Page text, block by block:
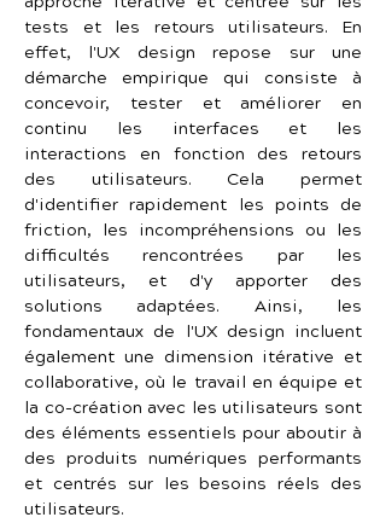
tests et les retours utilisateurs. En
effet, l'UX design repose sur une
démarche empirique qui consiste à
concevoir, tester et améliorer en
continu les interfaces et les
interactions en fonction des retours
des utilisateurs. Cela permet
d'identifier rapidement les points de
friction, les incompréhensions ou les
difficultés rencontrées par les
utilisateurs, et d'y apporter des
solutions adaptées. Ainsi, les
fondamentaux de l'UX design incluent
également une dimension itérative et
collaborative, où le travail en équipe et
la co-création avec les utilisateurs sont
des éléments essentiels pour aboutir à
des produits numériques performants
et centrés sur les besoins réels des
utilisateurs.